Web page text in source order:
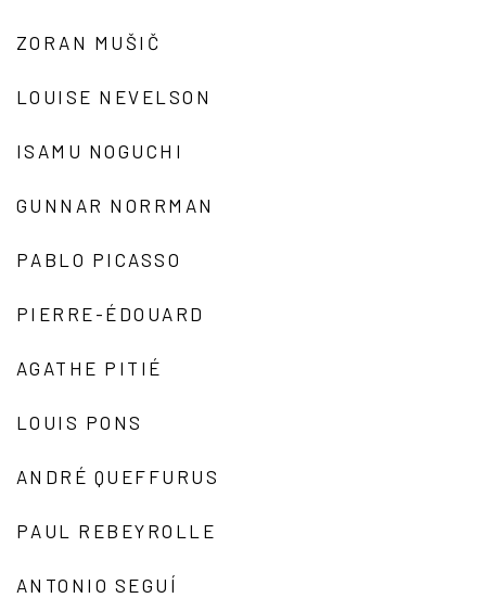
ZORAN MUŠIČ
LOUISE NEVELSON
ISAMU NOGUCHI
GUNNAR NORRMAN
PABLO PICASSO
PIERRE-ÉDOUARD
AGATHE PITIÉ
LOUIS PONS
ANDRÉ QUEFFURUS
PAUL REBEYROLLE
ANTONIO SEGUÍ